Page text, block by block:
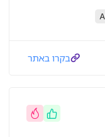
בקרו באתר